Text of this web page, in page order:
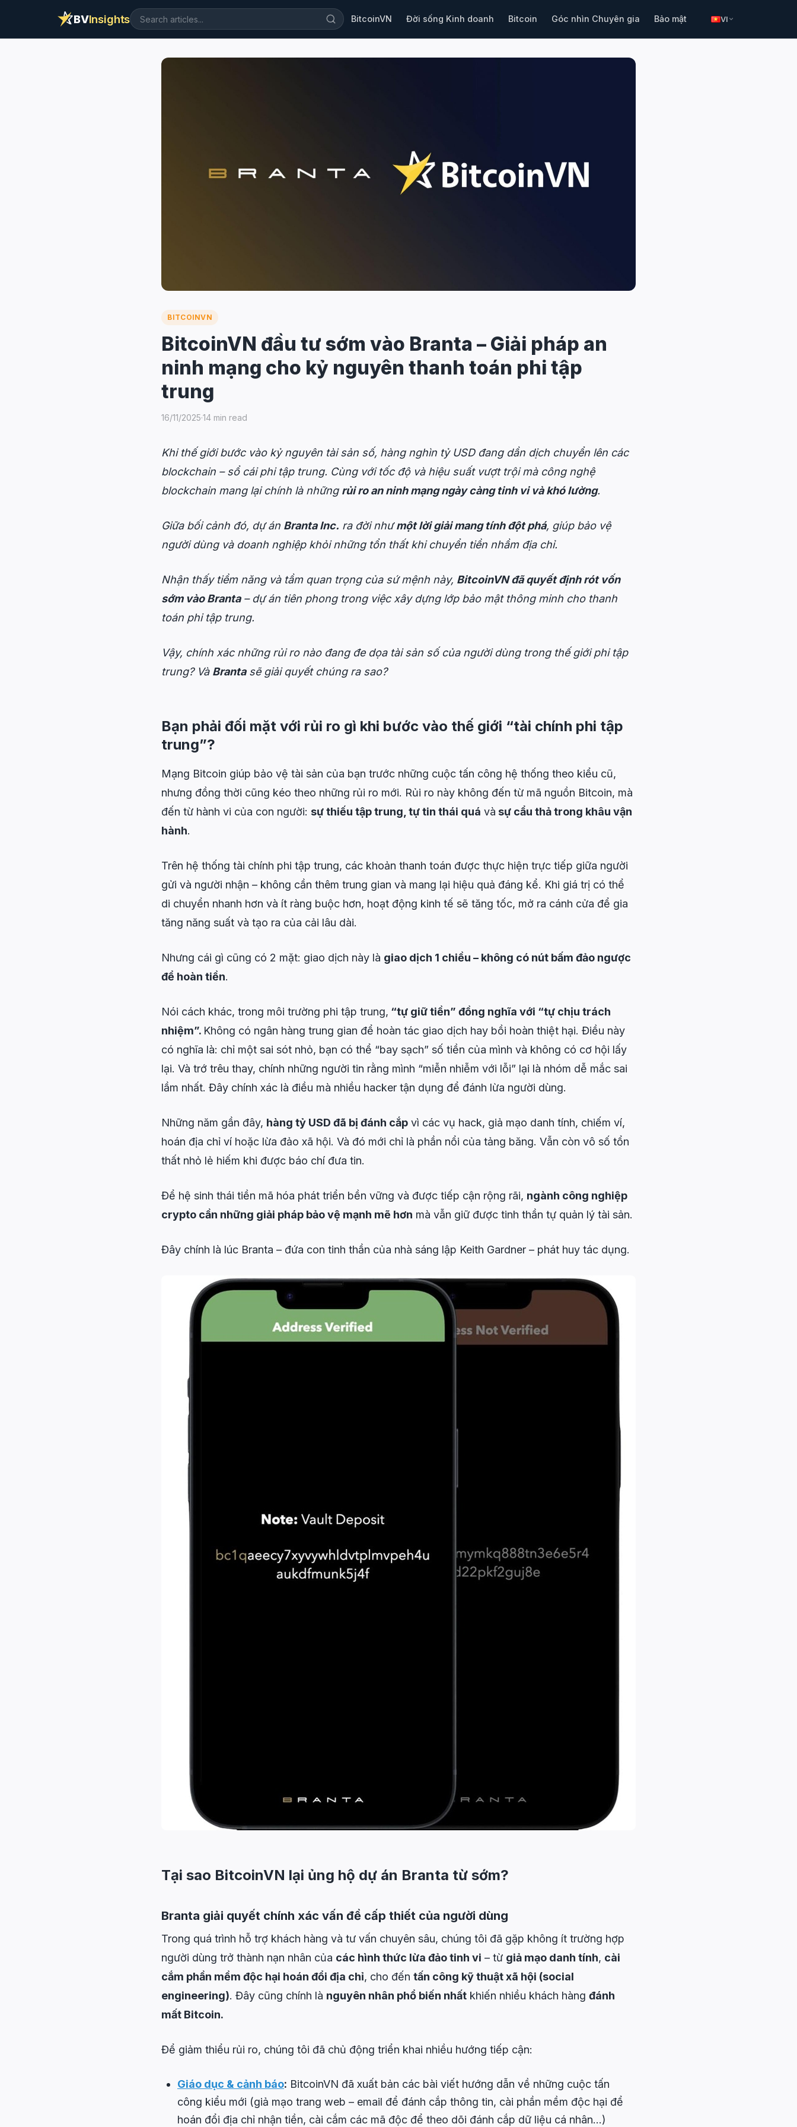
BVInsights BitcoinVN Đời sống Kinh doanh Bitcoin Góc nhìn Chuyên gia Bảo mật VI
BITCOINVN
BitcoinVN đầu tư sớm vào Branta – Giải pháp an
ninh mạng cho kỷ nguyên thanh toán phi tập
trung
16/11/2025·14 min read
Khi thế giới bước vào kỷ nguyên tài sản số, hàng nghìn tỷ USD đang dần dịch chuyển lên các
blockchain – sổ cái phi tập trung. Cùng với tốc độ và hiệu suất vượt trội mà công nghệ
blockchain mang lại chính là những rủi ro an ninh mạng ngày càng tinh vi và khó lường.
Giữa bối cảnh đó, dự án Branta Inc. ra đời nhưmột lời giải mang tính đột phá, giúp bảo vệ
người dùng và doanh nghiệp khỏi những tổn thất khi chuyển tiền nhầm địa chỉ.
Nhận thấy tiềm năng và tầm quan trọng của sứ mệnh này, BitcoinVN đã quyết định rót vốn
sớm vào Branta– dự án tiên phong trong việc xây dựng lớp bảo mật thông minh cho thanh
toán phi tập trung.
Vậy, chính xác những rủi ro nào đang đe dọa tài sản số của người dùng trong thế giới phi tập
trung? Và Brantasẽ giải quyết chúng ra sao?
Bạn phải đối mặt với rủi ro gì khi bước vào thế giới “tài chính phi tập
trung”?
Mạng Bitcoin giúp bảo vệ tài sản của bạn trước những cuộc tấn công hệ thống theo kiểu cũ,
nhưng đồng thời cũng kéo theo những rủi ro mới. Rủi ro này không đến từ mã nguồn Bitcoin, mà
đến từ hành vi của con người: sự thiếu tập trung, tự tin thái quá và sự cẩu thả trong khâu vận
hành.
Trên hệ thống tài chính phi tập trung, các khoản thanh toán được thực hiện trực tiếp giữa người
gửi và người nhận – không cần thêm trung gian và mang lại hiệu quả đáng kể. Khi giá trị có thể
di chuyển nhanh hơn và ít ràng buộc hơn, hoạt động kinh tế sẽ tăng tốc, mở ra cánh cửa để gia
tăng năng suất và tạo ra của cải lâu dài.
Nhưng cái gì cũng có 2 mặt: giao dịch này là giao dịch 1 chiều – không có nút bấm đảo ngược
để hoàn tiền.
Nói cách khác, trong môi trường phi tập trung, “tự giữ tiền” đồng nghĩa với “tự chịu trách
nhiệm”. Không có ngân hàng trung gian để hoàn tác giao dịch hay bồi hoàn thiệt hại. Điều này
có nghĩa là: chỉ một sai sót nhỏ, bạn có thể “bay sạch” số tiền của mình và không có cơ hội lấy
lại. Và trớ trêu thay, chính những người tin rằng mình “miễn nhiễm với lỗi” lại là nhóm dễ mắc sai
lầm nhất. Đây chính xác là điều mà nhiều hacker tận dụng để đánh lừa người dùng.
Những năm gần đây, hàng tỷ USD đã bị đánh cắp vì các vụ hack, giả mạo danh tính, chiếm ví,
hoán địa chỉ ví hoặc lừa đảo xã hội. Và đó mới chỉ là phần nổi của tảng băng. Vẫn còn vô số tổn
thất nhỏ lẻ hiếm khi được báo chí đưa tin.
Để hệ sinh thái tiền mã hóa phát triển bền vững và được tiếp cận rộng rãi, ngành công nghiệp
crypto cần những giải pháp bảo vệ mạnh mẽ hơn mà vẫn giữ được tinh thần tự quản lý tài sản.
Đây chính là lúc Branta – đứa con tinh thần của nhà sáng lập Keith Gardner – phát huy tác dụng.
Tại sao BitcoinVN lại ủng hộ dự án Branta từ sớm?
Branta giải quyết chính xác vấn đề cấp thiết của người dùng
Trong quá trình hỗ trợ khách hàng và tư vấn chuyên sâu, chúng tôi đã gặp không ít trường hợp
người dùng trở thành nạn nhân của các hình thức lừa đảo tinh vi – từ giả mạo danh tính, cài
cắm phần mềm độc hại hoán đổi địa chỉ, cho đến tấn công kỹ thuật xã hội (social
engineering). Đây cũng chính là nguyên nhân phổ biến nhất khiến nhiều khách hàng đánh
mất Bitcoin.
Để giảm thiểu rủi ro, chúng tôi đã chủ động triển khai nhiều hướng tiếp cận:
Giáo dục & cảnh báo: BitcoinVN đã xuất bản các bài viết hướng dẫn về những cuộc tấn
công kiểu mới (giả mạo trang web – email để đánh cắp thông tin, cài phần mềm độc hại để
hoán đổi địa chỉ nhận tiền, cài cắm các mã độc để theo dõi đánh cắp dữ liệu cá nhân…)